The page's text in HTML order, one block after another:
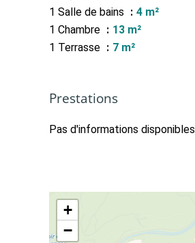
1 Salle de bains
4 m²
1 Chambre
13 m²
1 Terrasse
7 m²
Prestations
Pas d'informations disponibles
+
−